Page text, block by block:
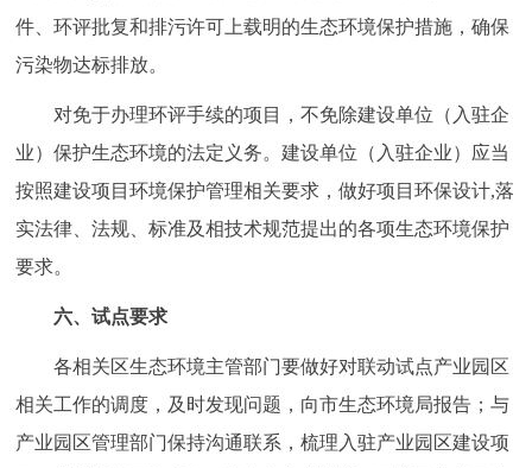
件、环评批复和排污许可上载明的生态环境保护措施，确保
污染物达标排放。
对免于办理环评手续的项目，不免除建设单位（入驻企
业）保护生态环境的法定义务。建设单位（入驻企业）应当
按照建设项目环境保护管理相关要求，做好项目环保设计,落
实法律、法规、标准及相技术规范提出的各项生态环境保护
要求。
六、试点要求
各相关区生态环境主管部门要做好对联动试点产业园区
相关工作的调度，及时发现问题，向市生态环境局报告；与
产业园区管理部门保持沟通联系，梳理入驻产业园区建设项